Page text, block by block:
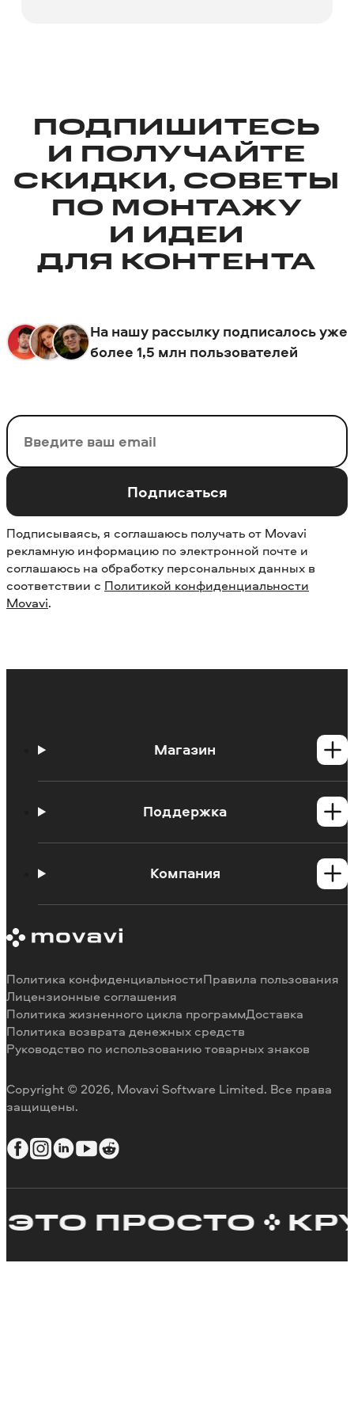
ПОДПИШИТЕСЬ
И ПОЛУЧАЙТЕ
СКИДКИ, СОВЕТЫ
ПО МОНТАЖУ
И ИДЕИ
ДЛЯ КОНТЕНТА
На нашу рассылку подписалось уже
более 1,5 млн пользователей
Ваш email
Подписаться
Подписываясь, я соглашаюсь получать от Movavi
рекламную информацию по электронной почте и
соглашаюсь на обработку персональных данных в
соответствии с Политикой конфиденциальности
Movavi.
Магазин
Программы для MacПоддержка
Инструкции
Системные требования программ
Отмена подписки
Способы оплаты
Возврат средств
Компания
Наши авторы
Почему выбирают нас
Вакансии
Copyright © 2026, Movavi Software Limited. Все права
защищены.
Политика конфиденциальностиПравила пользования
Лицензионные соглашения
Политика жизненного цикла программДоставка
Политика возврата денежных средств
Руководство по использованию товарных знаков
ПРОСТО